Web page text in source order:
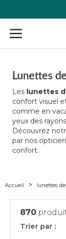
Lunettes
Les lunettes
confort visuel
comme en
yeux des
Découvrez
par nos
confort.
Accueil lunettes
870
Trier par :